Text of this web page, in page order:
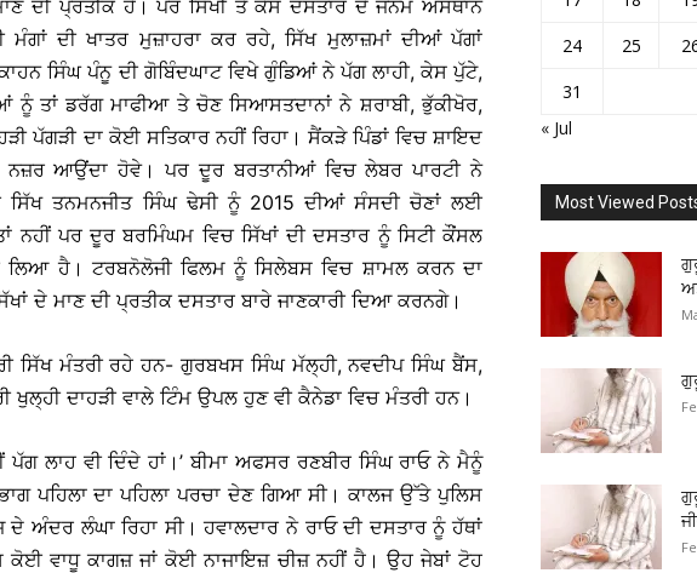
ਦੀ ਪ੍ਰਤੀਕ ਹੈ। ਪਰ ਸਿੱਖੀ ਤੇ ਕੇਸ ਦਸਤਾਰ ਦੇ ਜਨਮ ਅਸਥਾਨ
ਦੀ ਖਾਤਰ ਮੁਜ਼ਾਹਰਾ ਕਰ ਰਹੇ, ਸਿੱਖ ਮੁਲਾਜ਼ਮਾਂ ਦੀਆਂ ਪੱਗਾਂ
ਸਿੰਘ ਪੰਨੂ ਦੀ ਗੋਬਿੰਦਘਾਟ ਵਿਖੇ ਗੁੰਡਿਆਂ ਨੇ ਪੱਗ ਲਾਹੀ, ਕੇਸ ਪੁੱਟੇ,
ਨੂੰ ਤਾਂ ਡਰੱਗ ਮਾਫੀਆ ਤੇ ਚੋਣ ਸਿਆਸਤਦਾਨਾਂ ਨੇ ਸ਼ਰਾਬੀ, ਭੁੱਕੀਖੋਰ,
ਪੱਗੜੀ ਦਾ ਕੋਈ ਸਤਿਕਾਰ ਨਹੀਂ ਰਿਹਾ। ਸੈਂਕੜੇ ਪਿੰਡਾਂ ਵਿਚ ਸ਼ਾਇਦ
ਨਜ਼ਰ ਆਉਂਦਾ ਹੋਵੇ। ਪਰ ਦੂਰ ਬਰਤਾਨੀਆਂ ਵਿਚ ਲੇਬਰ ਪਾਰਟੀ ਨੇ
ਸਿੱਖ ਤਨਮਨਜੀਤ ਸਿੰਘ ਢੇਸੀ ਨੂੰ 2015 ਦੀਆਂ ਸੰਸਦੀ ਚੋਣਾਂ ਲਈ
ਨਹੀਂ ਪਰ ਦੂਰ ਬਰਮਿੰਘਮ ਵਿਚ ਸਿੱਖਾਂ ਦੀ ਦਸਤਾਰ ਨੂੰ ਸਿਟੀ ਕੌਂਸਲ
ਹੈ। ਟਰਬਨੋਲੋਜੀ ਫਿਲਮ ਨੂੰ ਸਿਲੇਬਸ ਵਿਚ ਸ਼ਾਮਲ ਕਰਨ ਦਾ
ਦੇ ਮਾਣ ਦੀ ਪ੍ਰਤੀਕ ਦਸਤਾਰ ਬਾਰੇ ਜਾਣਕਾਰੀ ਦਿਆ ਕਰਨਗੇ।
ਸਿੱਖ ਮੰਤਰੀ ਰਹੇ ਹਨ- ਗੁਰਬਖਸ ਸਿੰਘ ਮੱਲ੍ਹੀ, ਨਵਦੀਪ ਸਿੰਘ ਬੈਂਸ,
ਖੁਲ੍ਹੀ ਦਾਹੜੀ ਵਾਲੇ ਟਿੰਮ ਉਪਲ ਹੁਣ ਵੀ ਕੈਨੇਡਾ ਵਿਚ ਮੰਤਰੀ ਹਨ।
ਲਾਹ ਵੀ ਦਿੰਦੇ ਹਾਂ।’ ਬੀਮਾ ਅਫਸਰ ਰਣਬੀਰ ਸਿੰਘ ਰਾਓ ਨੇ ਮੈਨੂੰ
ਪਹਿਲਾ ਦਾ ਪਹਿਲਾ ਪਰਚਾ ਦੇਣ ਗਿਆ ਸੀ। ਕਾਲਜ ਉੱਤੇ ਪੁਲਿਸ
ਅੰਦਰ ਲੰਘਾ ਰਿਹਾ ਸੀ। ਹਵਾਲਦਾਰ ਨੇ ਰਾਓ ਦੀ ਦਸਤਾਰ ਨੂੰ ਹੱਥਾਂ
ਕੋਈ ਵਾਧੂ ਕਾਗਜ਼ ਜਾਂ ਕੋਈ ਨਾਜਾਇਜ਼ ਚੀਜ਼ ਨਹੀਂ ਹੈ। ਉਹ ਜੇਬਾਂ ਟੋਹ
24
25
31
« Jul
Most Viewed